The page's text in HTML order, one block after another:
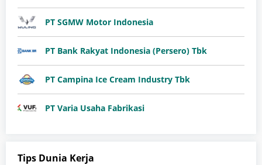
PT SGMW Motor Indonesia
PT Bank Rakyat Indonesia (Persero) Tbk
PT Campina Ice Cream Industry Tbk
PT Varia Usaha Fabrikasi
Tips Dunia Kerja